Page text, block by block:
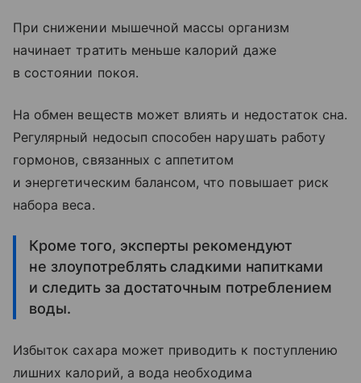
При снижении мышечной массы организм
начинает тратить меньше калорий даже
в состоянии покоя.
На обмен веществ может влиять и недостаток сна.
Регулярный недосып способен нарушать работу
гормонов, связанных с аппетитом
и энергетическим балансом, что повышает риск
набора веса.
Кроме того, эксперты рекомендуют
не злоупотреблять сладкими напитками
и следить за достаточным потреблением
воды.
Избыток сахара может приводить к поступлению
лишних калорий, а вода необходима